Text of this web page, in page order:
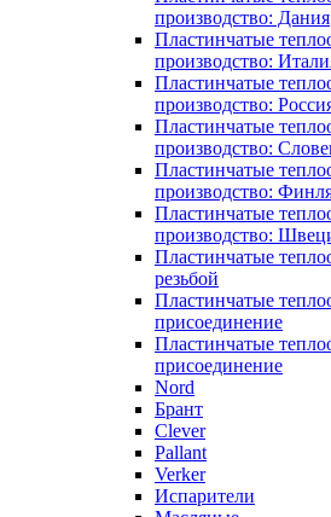
производство: Дания
Пластинчатые
производство:
Пластинчатые
производство:
Пластинчатые
производство:
Пластинчатые
производство:
Пластинчатые
производство:
Пластинчатые
резьбой
Пластинчатые
присоединение
Пластинчатые
присоединение
Nord
Брант
Clever
Pallant
Verker
Испарители